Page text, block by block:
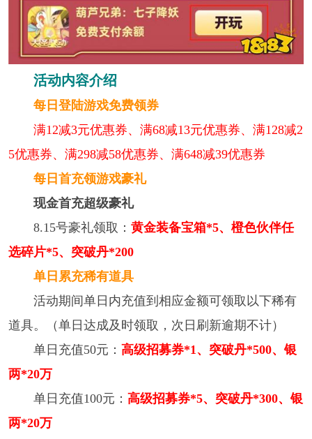
活动内容介绍
每日登陆游戏免费领券
满12减3元优惠券、满68减13元优惠券、满128减2
5优惠券、满298减58优惠券、满648减39优惠券
每日首充领游戏豪礼
现金首充超级豪礼
8.15号豪礼领取： 黄金装备宝箱*5、橙色伙伴任
选碎片*5、突破丹*200
单日累充稀有道具
活动期间单日内充值到相应金额可领取以下稀有
道具。（单日达成及时领取，次日刷新逾期不计）
单日充值50元： 高级招募券*1、突破丹*500、银
两*20万
单日充值100元： 高级招募券*5、突破丹*300、银
两*20万